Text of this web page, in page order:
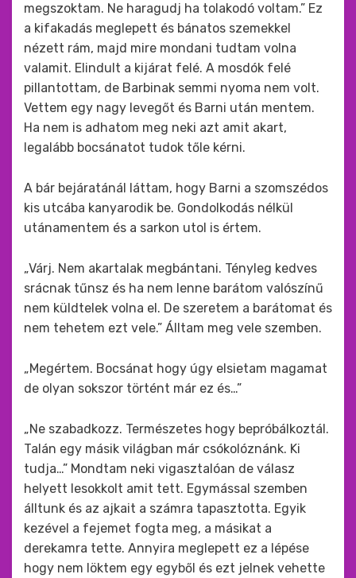
megszoktam. Ne haragudj ha tolakodó voltam.” Ez
a kifakadás meglepett és bánatos szemekkel
nézett rám, majd mire mondani tudtam volna
valamit. Elindult a kijárat felé. A mosdók felé
pillantottam, de Barbinak semmi nyoma nem volt.
Vettem egy nagy levegőt és Barni után mentem.
Ha nem is adhatom meg neki azt amit akart,
legalább bocsánatot tudok tőle kérni.
A bár bejáratánál láttam, hogy Barni a szomszédos
kis utcába kanyarodik be. Gondolkodás nélkül
utánamentem és a sarkon utol is értem.
„Várj. Nem akartalak megbántani. Tényleg kedves
srácnak tűnsz és ha nem lenne barátom valószínű
nem küldtelek volna el. De szeretem a barátomat és
nem tehetem ezt vele.” Álltam meg vele szemben.
„Megértem. Bocsánat hogy úgy elsietam magamat
de olyan sokszor történt már ez és…”
„Ne szabadkozz. Természetes hogy bepróbálkoztál.
Talán egy másik világban már csókolóznánk. Ki
tudja…” Mondtam neki vigasztalóan de válasz
helyett lesokkolt amit tett. Egymással szemben
álltunk és az ajkait a számra tapasztotta. Egyik
kezével a fejemet fogta meg, a másikat a
derekamra tette. Annyira meglepett ez a lépése
hogy nem löktem egy egyből és ezt jelnek vehette